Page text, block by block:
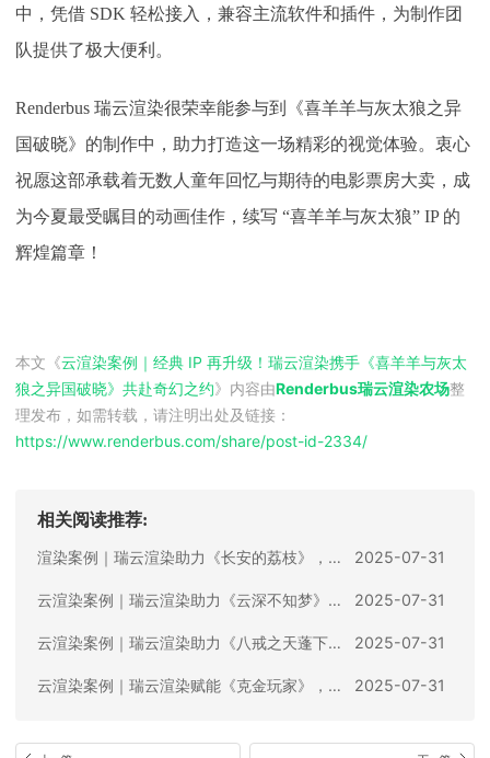
中，凭借 SDK 轻松接入，兼容主流软件和插件，为制作团
队提供了极大便利。
Renderbus 瑞云渲染很荣幸能参与到《喜羊羊与灰太狼之异
国破晓》的制作中，助力打造这一场精彩的视觉体验。衷心
祝愿这部承载着无数人童年回忆与期待的电影票房大卖，成
为今夏最受瞩目的动画佳作，续写 “喜羊羊与灰太狼” IP 的
辉煌篇章！
本文《云渲染案例｜经典 IP 再升级！瑞云渲染携手《喜羊羊与灰太
狼之异国破晓》共赴奇幻之约》内容由Renderbus瑞云渲染农场整
理发布，如需转载，请注明出处及链接：
https://www.renderbus.com/share/post-id-2334/
相关阅读推荐:
渲染案例｜瑞云渲染助力《长安的荔枝》，再现大唐奇幻之旅
2025-07-31
云渲染案例｜瑞云渲染助力《云深不知梦》，演绎东方浪漫复仇传奇 2025-07-31
云渲染案例｜瑞云渲染助力《八戒之天蓬下界》打造极致视觉体验 2025-07-31
云渲染案例｜瑞云渲染赋能《克金玩家》，打造暑期奇幻动画视听盛宴 2025-07-31